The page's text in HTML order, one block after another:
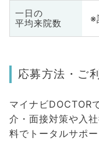
一日の
平均来院数
※
応募方法・ご
マイナビDOCTOR
介・面接対策や入
料でトータルサポー